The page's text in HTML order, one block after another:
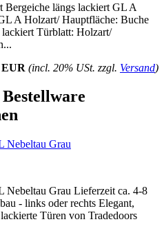
Bergeiche längs lackiert GL A
A Holzart/ Hauptfläche: Buche
Türblatt: Holzart/
EUR (incl. 20% USt. zzgl. Versand)
Nebeltau Grau
Nebeltau Grau Lieferzeit ca. 4-8
- links oder rechts Elegant,
Türen von Tradedoors